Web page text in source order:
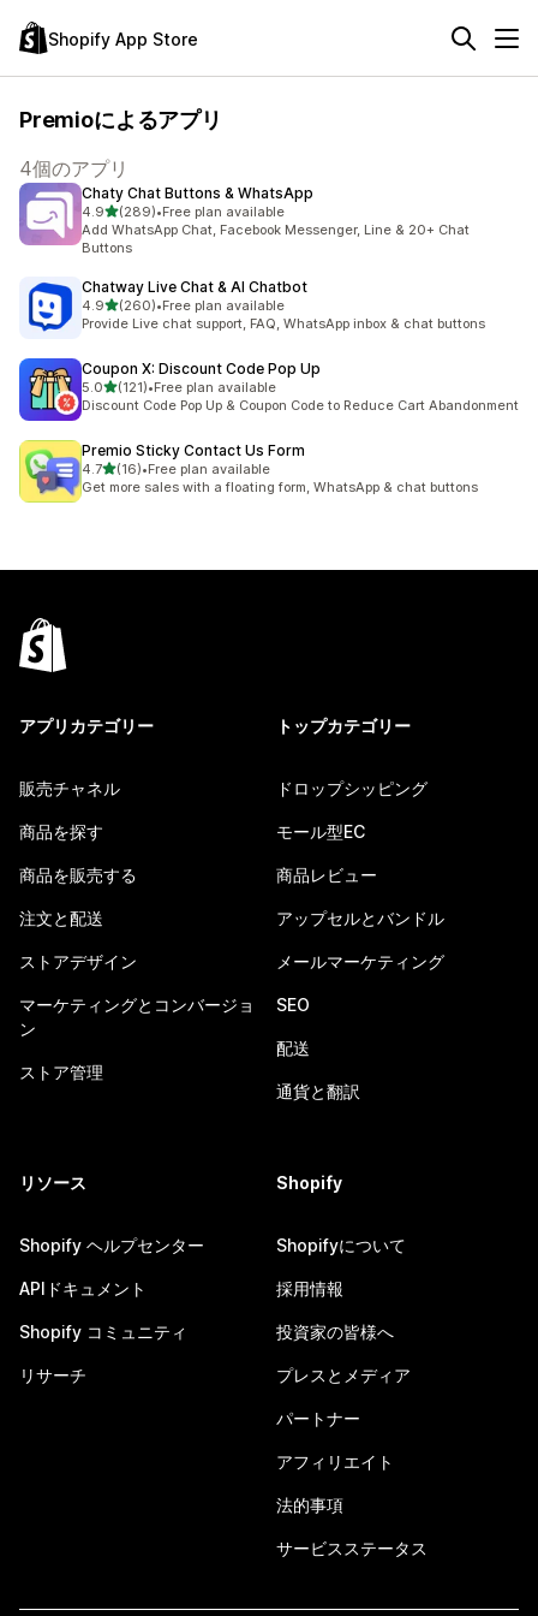
Shopify App Store
Premioによるアプリ
4個のアプリ
Chaty Chat Buttons & WhatsApp
4.95つ星中
(289)
合計レビュー数：289件
•Free plan available
Add WhatsApp Chat, Facebook Messenger, Line & 20+ Chat
Buttons
Chatway Live Chat & AI Chatbot
4.95つ星中
(260)
合計レビュー数：260件
•Free plan available
Provide Live chat support, FAQ, WhatsApp inbox & chat buttons
Coupon X: Discount Code Pop Up
5.05つ星中
(121)
合計レビュー数：121件
•Free plan available
Discount Code Pop Up & Coupon Code to Reduce Cart Abandonment
Premio Sticky Contact Us Form
4.75つ星中
(16)
合計レビュー数：16件
•Free plan available
Get more sales with a floating form, WhatsApp & chat buttons
アプリカテゴリー
販売チャネル
商品を探す
商品を販売する
注文と配送
ストアデザイン
マーケティングとコンバージョ
ン
ストア管理
トップカテゴリー
ドロップシッピング
モール型EC
商品レビュー
アップセルとバンドル
メールマーケティング
SEO
配送
通貨と翻訳
リソース
Shopify ヘルプセンター
APIドキュメント
Shopify コミュニティ
リサーチ
Shopify
Shopifyについて
採用情報
投資家の皆様へ
プレスとメディア
パートナー
アフィリエイト
法的事項
サービスステータス